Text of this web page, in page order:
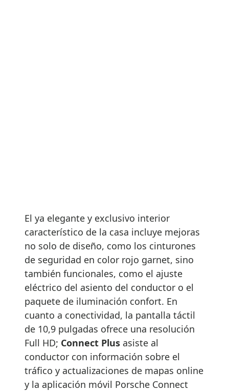
El ya elegante y exclusivo interior
característico de la casa incluye mejoras
no solo de diseño, como los cinturones
de seguridad en color rojo garnet, sino
también funcionales, como el ajuste
eléctrico del asiento del conductor o el
paquete de iluminación confort. En
cuanto a conectividad, la pantalla táctil
de 10,9 pulgadas ofrece una resolución
Full HD; Connect Plus asiste al
conductor con información sobre el
tráfico y actualizaciones de mapas online
y la aplicación móvil Porsche Connect